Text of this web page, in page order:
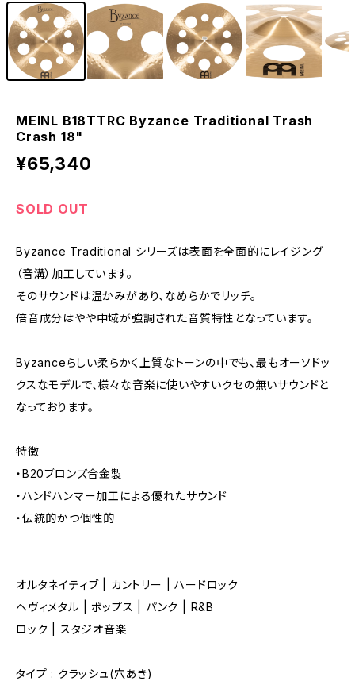
MEINL B18TTRC Byzance Traditional Trash
Crash 18"
¥65,340
SOLD OUT
Byzance Traditional シリーズは表面を全面的にレイジング
（音溝）加工しています。
そのサウンドは温かみがあり、なめらかでリッチ。
倍音成分はやや中域が強調された音質特性となっています。
Byzanceらしい柔らかく上質なトーンの中でも、最もオーソドッ
クスなモデルで、様々な音楽に使いやすいクセの無いサウンドと
なっております。
特徴
・B20ブロンズ合金製
・ハンドハンマー加工による優れたサウンド
・伝統的かつ個性的
オルタネイティブ | カントリー | ハードロック
ヘヴィメタル | ポップス | パンク | R&B
ロック | スタジオ音楽
タイプ : クラッシュ(穴あき)